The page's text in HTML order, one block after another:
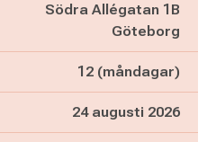
Södra Allégatan 1B
Göteborg
12 (måndagar)
24 augusti 2026